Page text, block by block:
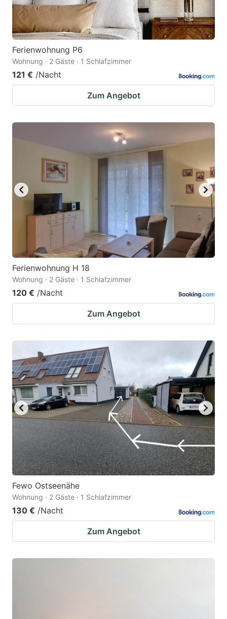
Ferienwohnung P6
Wohnung · 2 Gäste · 1 Schlafzimmer
121 € /Nacht
Zum Angebot
Ferienwohnung H 18
Wohnung · 2 Gäste · 1 Schlafzimmer
120 € /Nacht
Zum Angebot
Fewo Ostseenähe
Wohnung · 2 Gäste · 1 Schlafzimmer
130 € /Nacht
Zum Angebot